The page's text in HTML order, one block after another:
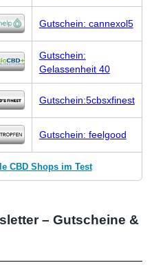
Gutschein: cannexol5
Gutschein:
Gelassenheit 40
Gutschein:5cbsxfinest
Gutschein: feelgood
CBD Shops im Test
– Gutscheine &